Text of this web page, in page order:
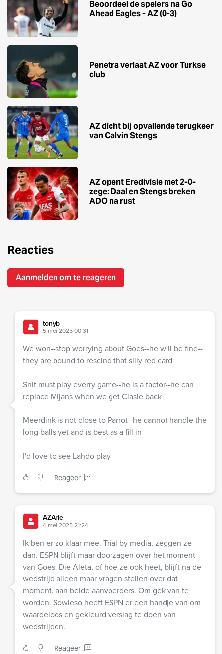
Beoordeel de spelers na Go
Ahead Eagles - AZ (0-3)
Penetra verlaat AZ voor Turkse
club
AZ dicht bij opvallende terugkeer
van Calvin Stengs
AZ opent Eredivisie met 2-0-
zege: Daal en Stengs breken
ADO na rust
Reacties
Aanmelden om te reageren
tonyb
5 mei 2025 00:31
We won--stop worrying about Goes--he will be fine--
they are bound to rescind that silly red card
Snit must play everry game--he is a factor--he can
replace Mijans when we get Clasie back
Meerdink is not close to Parrot--he cannot handle the
long balls yet and is best as a fill in
I'd love to see Lahdo play
Reageer
AZArie
4 mei 2025 21:24
Ik ben er zo klaar mee. Trial by media, zeggen ze
dan. ESPN blijft maar doorzagen over het moment
van Goes. Die Aleta, of hoe ze ook heet, blijft na de
wedstrijd alleen maar vragen stellen over dat
moment, aan beide aanvoerders. Om gek van te
worden. Sowieso heeft ESPN er een handje van om
waardeloos en gekleurd verslag te doen van
wedstrijden.
Reageer